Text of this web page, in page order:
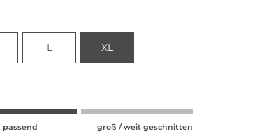
L XL
passend groß / weit geschnitten